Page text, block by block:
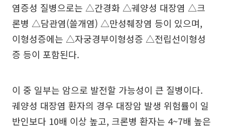
염증성 질병으로는 △간경화 △궤양성 대장염 △크
론병 △담관염(쓸개염) △만성췌장염 등이 있으며,
이형성증에는 △자궁경부이형성증 △전립선이형성
증 등이 포함된다.
이 중 일부는 암으로 발전할 가능성이 큰 질병이다.
궤양성 대장염 환자의 경우 대장암 발생 위험률이 일
반인보다 10배 이상 높고, 크론병 환자는 4~7배 높은